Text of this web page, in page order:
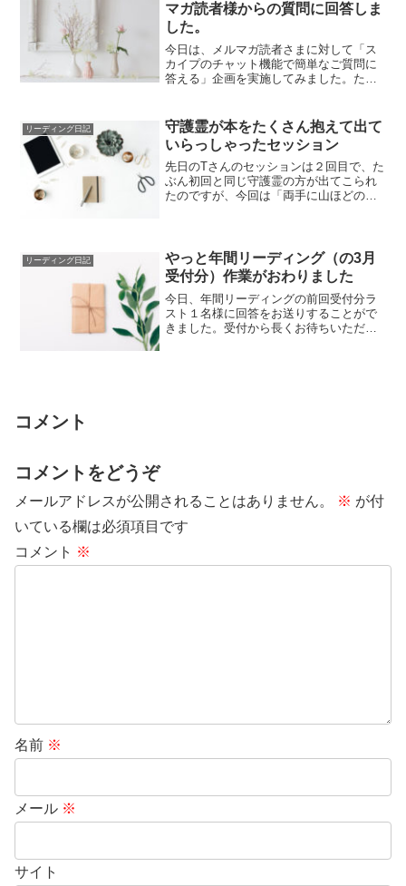
マガ読者様からの質問に回答しま
した。
今日は、メルマガ読者さまに対して「ス
カイプのチャット機能で簡単なご質問に
答える」企画を実施してみました。たま
リーディング日記
守護霊が本をたくさん抱えて出て
いらっしゃったセッション
先日のTさんのセッションは２回目で、た
ぶん初回と同じ守護霊の方が出てこられ
たのですが、今回は「両手に山ほどの書
リーディング日記
やっと年間リーディング（の3月
受付分）作業がおわりました
今日、年間リーディングの前回受付分ラ
スト１名様に回答をお送りすることがで
きました。受付から長くお待ちいただい
コメント
コメントをどうぞ
メールアドレスが公開されることはありません。 ※ が付
いている欄は必須項目です
コメント ※
名前 ※
メール ※
サイト